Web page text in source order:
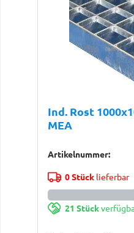
Ind. Rost
MEA
Artikelnummer:
0 Stücklieferbar
21 Stück